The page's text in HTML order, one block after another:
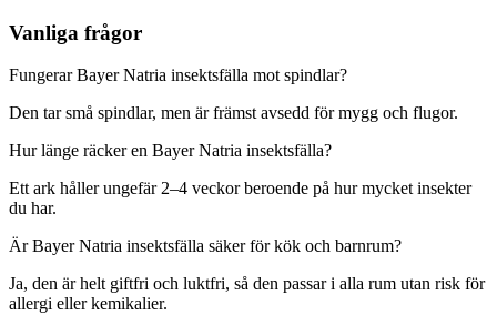
Vanliga frågor
Fungerar Bayer Natria insektsfälla mot spindlar?
Den tar små spindlar, men är främst avsedd för mygg och flugor.
Hur länge räcker en Bayer Natria insektsfälla?
Ett ark håller ungefär 2–4 veckor beroende på hur mycket insekter
du har.
Är Bayer Natria insektsfälla säker för kök och barnrum?
Ja, den är helt giftfri och luktfri, så den passar i alla rum utan risk för
allergi eller kemikalier.